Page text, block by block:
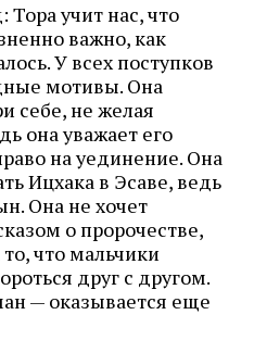
учит нас, что
важно, как
У всех поступков
мотивы. Она
себе, не желая
она уважает его
на уединение. Она
Ицхака в Эсаве, ведь
Она не хочет
о пророчестве,
что мальчики
друг с другом.
— оказывается еще